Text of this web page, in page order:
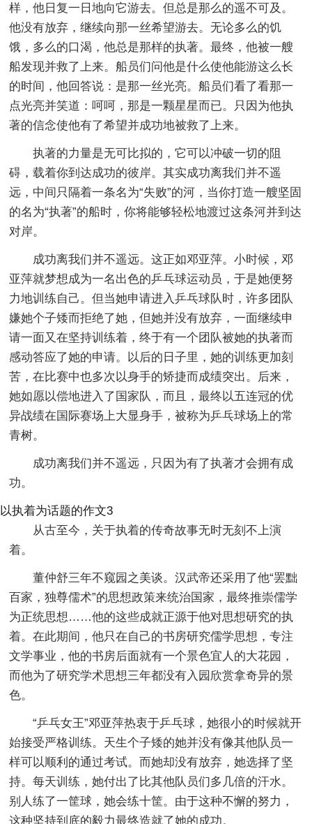
样，他日复一日地向它游去。但总是那么的遥不可及。
他没有放弃，继续向那一丝希望游去。无论多么的饥
饿，多么的口渴，他总是那样的执著。最终，他被一艘
船发现并救了上来。船员们问他是什么使他能游这么长
的时间，他回答说：是那一丝光亮。船员们看了看那一
点光亮并笑道：呵呵，那是一颗星星而已。只因为他执
著的信念使他有了希望并成功地被救了上来。
执著的力量是无可比拟的，它可以冲破一切的阻
碍，载着你到达成功的彼岸。其实成功离我们并不遥
远，中间只隔着一条名为“失败”的河，当你打造一艘坚固
的名为“执著”的船时，你将能够轻松地渡过这条河并到达
对岸。
成功离我们并不遥远。这正如邓亚萍。小时候，邓
亚萍就梦想成为一名出色的乒乓球运动员，于是她便努
力地训练自己。但当她申请进入乒乓球队时，许多团队
嫌她个子矮而拒绝了她，但她并没有放弃，一面继续申
请一面又在坚持训练着，终于有一个团队被她的执著而
感动答应了她的申请。以后的日子里，她的训练更加刻
苦，在比赛中也多次以身手的矫捷而成绩突出。后来，
她如愿以偿地进入了国家队，而且，最终以五连冠的优
异战绩在国际赛场上大显身手，被称为乒乓球场上的常
青树。
成功离我们并不遥远，只因为有了执著才会拥有成
功。
以执着为话题的作文3
从古至今，关于执着的传奇故事无时无刻不上演
着。
董仲舒三年不窥园之美谈。汉武帝还采用了他“罢黜
百家，独尊儒术”的思想政策来统治国家，最终推崇儒学
为正统思想……他的这些成就正源于他对思想研究的执
着。在此期间，他只在自己的书房研究儒学思想，专注
文学事业，他的书房后面就有一个景色宜人的大花园，
而他为了研究学术思想三年都没有入园欣赏拿奇异的景
色。
“乒乓女王”邓亚萍热衷于乒乓球，她很小的时候就开
始接受严格训练。天生个子矮的她并没有像其他队员一
样可以顺利的通过考试。而她却没有放弃，她选择了坚
持。每天训练，她付出了比其他队员们多几倍的汗水。
别人练了一筐球，她会练十筐。由于这种不懈的努力，
这种坚持到底的毅力最终造就了她的成功。